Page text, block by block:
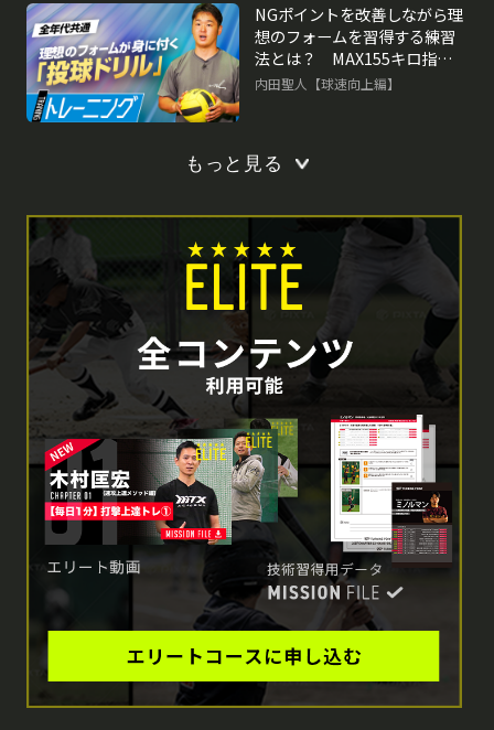
NGポイントを改善しながら理
想のフォームを習得する練習
法とは？ MAX155キロ指導
者の未来に活きるフォーム作
内田聖人【球速向上編】
もっと見る